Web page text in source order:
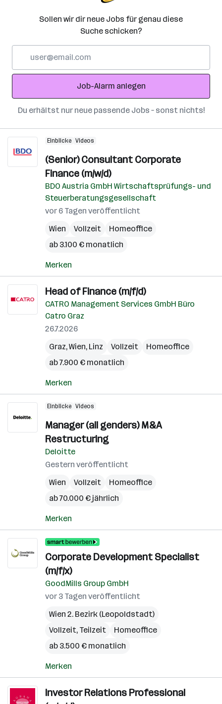
Sollen wir dir neue Jobs für genau diese
Suche schicken?
Adresse
Job-Alarm anlegen
Du erhältst nur neue passende Jobs – sonst nichts!
Einblicke Videos
(Senior) Consultant Corporate
Finance (m/w/d)
BDO Austria GmbH Wirtschaftsprüfungs- und
Steuerberatungsgesellschaft
vor 6 Tagen veröffentlicht
Wien
Vollzeit
Homeoffice
ab 3.100 € monatlich
Merken
Head of Finance (m/f/d)
CATRO Management Services GmbH Büro
Catro Graz
26.7.2026
Graz,Wien, Linz Vollzeit
Homeoffice
ab 7.900 € monatlich
Merken
Einblicke Videos
Manager (all genders) M&A
Restructuring
Deloitte
Gestern veröffentlicht
Wien
Vollzeit
Homeoffice
ab 70.000 € jährlich
Merken
Corporate Development Specialist
(m/f/x)
GoodMills Group GmbH
vor 3 Tagen veröffentlicht
Wien 2. Bezirk (Leopoldstadt)
Vollzeit, Teilzeit
Homeoffice
ab 3.500 € monatlich
Merken
Investor Relations Professional